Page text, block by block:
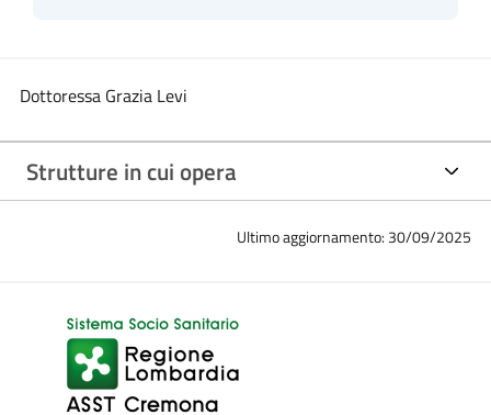
Dottoressa Grazia Levi
Strutture in cui opera
Ultimo aggiornamento: 30/09/2025